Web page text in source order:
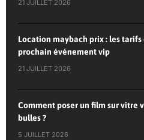
21 JUILLET 2026
Location maybach prix : les
prochain événement vip
21 JUILLET 2026
Comment poser un film sur vitre
bulles ?
5 JUILLET 2026